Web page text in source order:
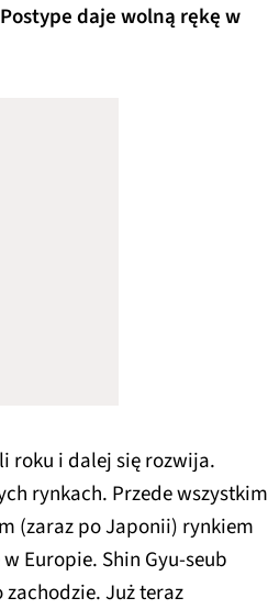
Postype daje wolną rękę w
roku i dalej się rozwija.
rynkach. Przede wszystkim
(zaraz po Japonii) rynkiem
Europie. Shin Gyu-seub
Już teraz